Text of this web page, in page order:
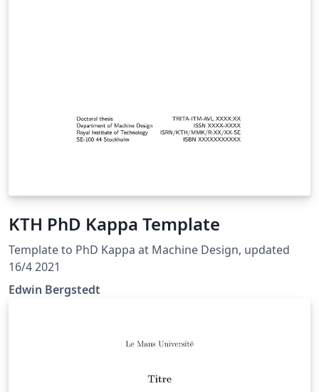
KTH PhD Kappa Template
Template to PhD Kappa at Machine Design, updated
16/4 2021
Edwin Bergstedt